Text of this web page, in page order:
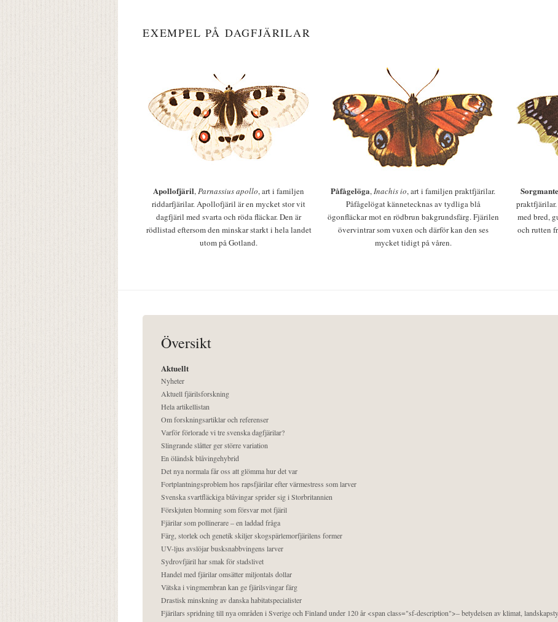
EXEMPEL PÅ DAGFJÄRILAR
Apollofjäril,Parnassius apollo, art i familjen
riddarfjärilar. Apollofjäril är en mycket stor vit
dagfjäril med svarta och röda fläckar. Den är
rödlistad eftersom den minskar starkt i hela landet
utom på Gotland.
Påfågelöga,Inachis io, art i familjen praktfjärilar.
Påfågelögat kännetecknas av tydliga blå
ögonfläckar mot en rödbrun bakgrundsfärg. Fjärilen
övervintrar som vuxen och därför kan den ses
mycket tidigt på våren.
praktfjärilar.
med bred,
och rutten
Översikt
Aktuellt
Nyheter
Aktuell fjärilsforskning
Hela artikellistan
Om forskningsartiklar och referenser
Varför förlorade vi tre svenska dagfjärilar?
Slingrande slåtter ger större variation
En öländsk blåvingehybrid
Det nya normala får oss att glömma hur det var
Fortplantningsproblem hos rapsfjärilar efter värmestress som larver
Svenska svartfläckiga blåvingar sprider sig i Storbritannien
Förskjuten blomning som försvar mot fjäril
Fjärilar som pollinerare – en laddad fråga
Färg, storlek och genetik skiljer skogspärlemorfjärilens former
UV-ljus avslöjar busksnabbvingens larver
Sydrovfjäril har smak för stadslivet
Handel med fjärilar omsätter miljontals dollar
Vätska i vingmembran kan ge fjärilsvingar färg
Drastisk minskning av danska habitatspecialister
Fjärilars spridning till nya områden i Sverige och Finland under 120 år <span class="sf-description">– betydelsen av klimat,